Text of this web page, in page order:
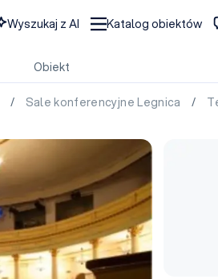
Wyszukaj z AI Katalog obiektów
Obiekt
/ Sale konferencyjne Legnica /